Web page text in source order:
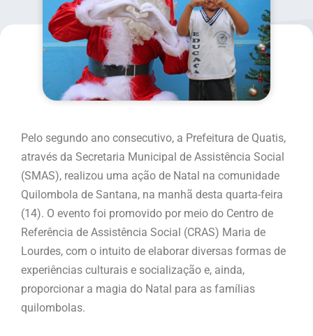
Pelo segundo ano consecutivo, a Prefeitura de Quatis,
através da Secretaria Municipal de Assistência Social
(SMAS), realizou uma ação de Natal na comunidade
Quilombola de Santana, na manhã desta quarta-feira
(14). O evento foi promovido por meio do Centro de
Referência de Assistência Social (CRAS) Maria de
Lourdes, com o intuito de elaborar diversas formas de
experiências culturais e socialização e, ainda,
proporcionar a magia do Natal para as famílias
quilombolas.